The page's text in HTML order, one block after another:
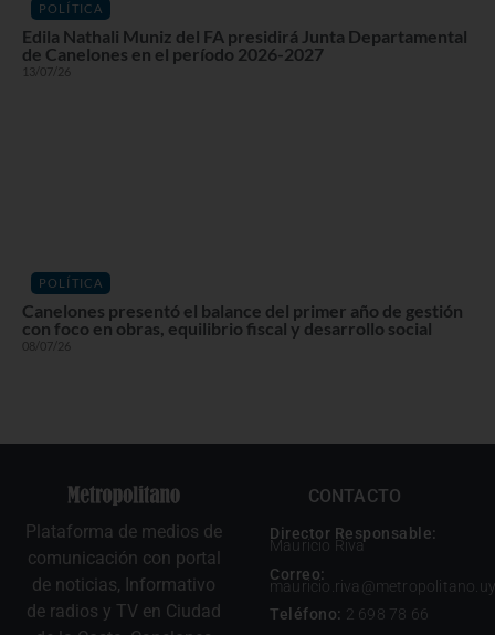
POLÍTICA
Edila Nathali Muniz del FA presidirá Junta Departamental
de Canelones en el período 2026-2027
13/07/26
POLÍTICA
Canelones presentó el balance del primer año de gestión
con foco en obras, equilibrio fiscal y desarrollo social
08/07/26
Plataforma de medios de
comunicación con portal
de noticias, Informativo
de radios y TV en Ciudad
CONTACTO
Director Responsable:
Mauricio Riva
Correo:
mauricio.riva@metropolitano.uy
Teléfono: 2 698 78 66